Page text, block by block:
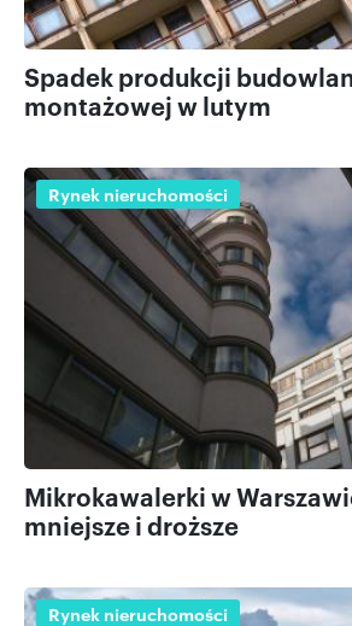
Spadek produkcji
montażowej w lutym
Rynek nieruchomości
Mikrokawalerki w
mniejsze i droższe
Rynek nieruchomości